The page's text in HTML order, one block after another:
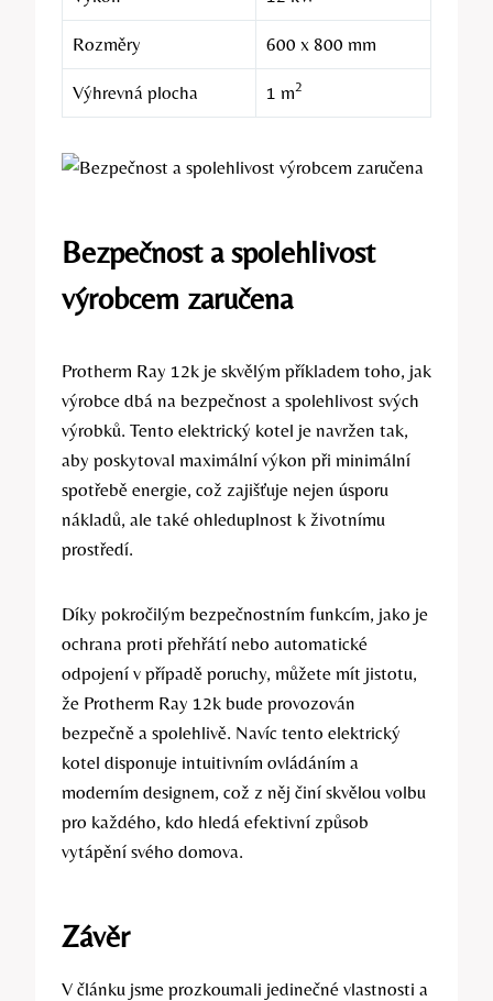
Rozměry 600‌ x⁤ 800​ mm
Výhrevná plocha 1 m2
Bezpečnost a spolehlivost
výrobcem zaručena
Protherm‌ Ray 12k je skvělým příkladem toho, jak
‍výrobce dbá na bezpečnost a spolehlivost⁣ svých
výrobků. Tento elektrický⁣ kotel je navržen tak,
aby ‌poskytoval maximální výkon ⁤při minimální
spotřebě energie, což zajišťuje ​nejen úsporu⁣
nákladů,‍ ale také⁣ ohleduplnost⁤ k životnímu
prostředí.
Díky pokročilým bezpečnostním funkcím, jako je
ochrana ‍proti přehřátí nebo ⁢automatické
odpojení v⁣ případě poruchy, můžete mít jistotu,
že ‌Protherm ​Ray‌ 12k bude provozován
bezpečně a spolehlivě. Navíc tento ⁢elektrický
kotel⁣ disponuje⁢ intuitivním ovládáním a​
moderním designem, což z něj činí skvělou volbu
pro každého, kdo hledá efektivní ​způsob‌
vytápění ⁣svého​ domova.
Závěr
V článku‍ jsme prozkoumali ⁢jedinečné vlastnosti a